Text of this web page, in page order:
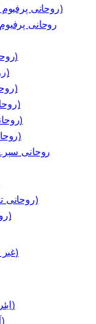
Ruhani Perfume Oil (روحانی پرفیوم آئل)
Ruhani Phakki (روحانی پھکی)
Ruhani Rakh (روحانی راکھ)
Ruhani Sabun (روحانی صابن)
Ruhani Shahad (روحانی شہد)
Ruhani Shakkar (روحانی شکر)
Ruhani Siyahi (روحانی سیاہی)
Ruhani Tawezat (روحانی تعویذات)
Ruhani Ubtan (روحانی اُبٹن)
Ghair Dum Shuda Products (غیر دم شدہ اشیاء)
Air Freshners ( ایئر فریشنرز)
Ala-e-Yaksoi (آلہ یکسوئی)